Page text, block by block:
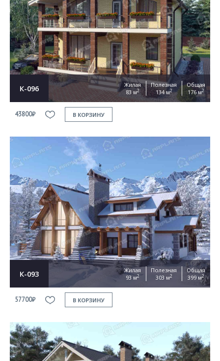
К-096
Жилая
83 м2
Полезная
134 м2
Общая
176 м2
43800₽ В КОРЗИНУ
К-093
Жилая
93 м2
Полезная
303 м2
Общая
399 м2
57700₽ В КОРЗИНУ
Согласен на обработку персональных данных
This site is protected by reCAPTCHA and the GooglePrivacy PolicyandTerms of Service
ОТПРАВИТЬ